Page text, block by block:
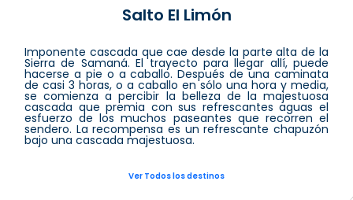
Salto El Limón
Imponente cascada que cae desde la parte alta de la
Sierra de Samaná. El trayecto para llegar allí, puede
hacerse a pie o a caballo. Después de una caminata
de casi 3 horas, o a caballo en sólo una hora y media,
se comienza a percibir la belleza de la majestuosa
cascada que premia con sus refrescantes aguas el
esfuerzo de los muchos paseantes que recorren el
sendero. La recompensa es un refrescante chapuzón
bajo una cascada majestuosa.
Ver Todos los destinos